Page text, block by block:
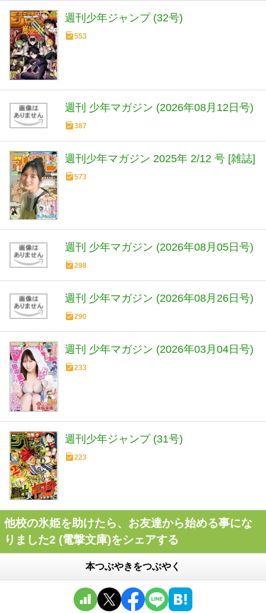
週刊少年ジャンプ (32号)
553
週刊 少年マガジン (2026年08月12日号)
387
週刊少年マガジン 2025年 2/12 号 [雑誌]
573
週刊 少年マガジン (2026年08月05日号)
298
週刊 少年マガジン (2026年08月26日号)
290
週刊 少年マガジン (2026年03月04日号)
233
週刊少年ジャンプ (31号)
223
他校の氷姫を助けたら、お友達から始める事にな
りました2 (電撃文庫)をシェアする
本つぶやきをつぶやく